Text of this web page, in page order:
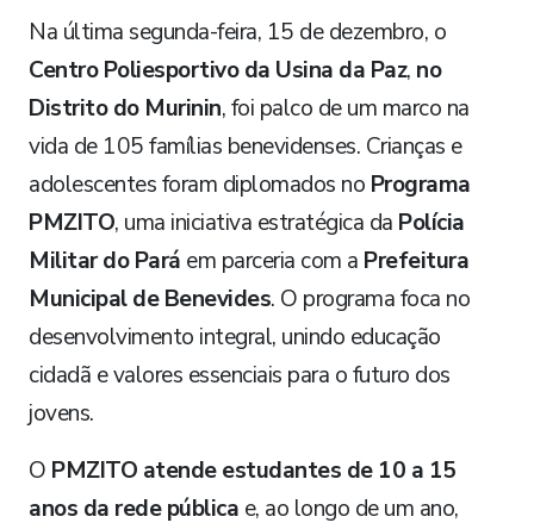
Na última segunda-feira, 15 de dezembro, o
Centro Poliesportivo da Usina da Paz, no
Distrito do Murinin, foi palco de um marco na
vida de 105 famílias benevidenses. Crianças e
adolescentes foram diplomados no Programa
PMZITO, uma iniciativa estratégica da Polícia
Militar do Pará em parceria com a Prefeitura
Municipal de Benevides. O programa foca no
desenvolvimento integral, unindo educação
cidadã e valores essenciais para o futuro dos
jovens.
​O PMZITO atende estudantes de 10 a 15
anos da rede pública e, ao longo de um ano,